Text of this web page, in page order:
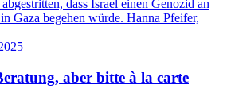
dass Israel einen Genozid an
Gaza begehen würde. Hanna Pfeifer,
aber bitte à la carte